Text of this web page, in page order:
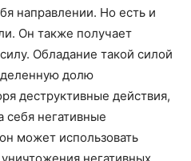
направлении. Но есть и
Он также получает
Обладание такой силой
долю
деструктивные действия,
себя негативные
может использовать